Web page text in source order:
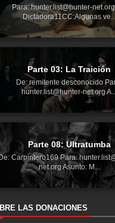
Para: hunter.list@hunter-
Dictadora11CC:Algunas
Parte 03: La Traición
De: remitente desconocido
hunter.list@hunter-net.org
Parte 08: Ultratumba
Carpintero169 Para:
net.org Asunto: M...
LAS DONACIONES